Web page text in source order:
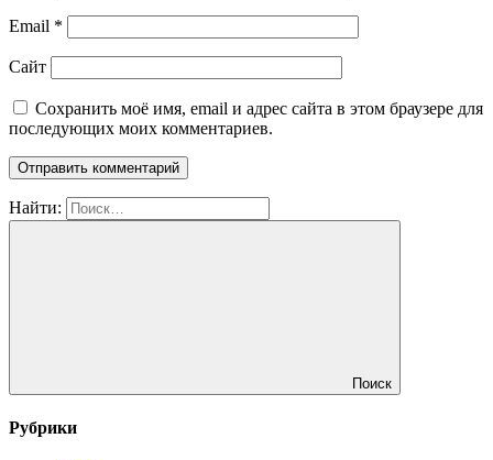
Email *
Сайт
Сохранить моё имя, email и адрес сайта в этом браузере для
последующих моих комментариев.
Найти:
Поиск
Рубрики